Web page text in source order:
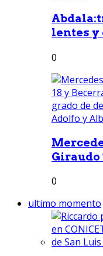
lentes y
0
Giraudo
0
ultimo momento